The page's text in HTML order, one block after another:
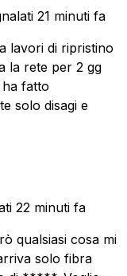
21 minuti fa
lavori di ripristino
la rete per 2 gg
ha fatto
solo disagi e
22 minuti fa
qualsiasi cosa mi
solo fibra